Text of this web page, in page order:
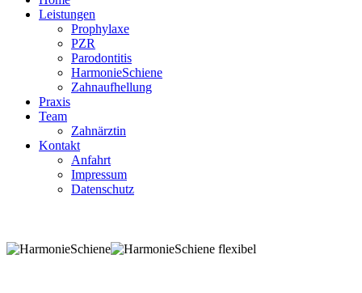
Leistungen
Prophylaxe
PZR
Parodontitis
HarmonieSchiene
Zahnaufhellung
Praxis
Team
Zahnärztin
Kontakt
Anfahrt
Impressum
Datenschutz